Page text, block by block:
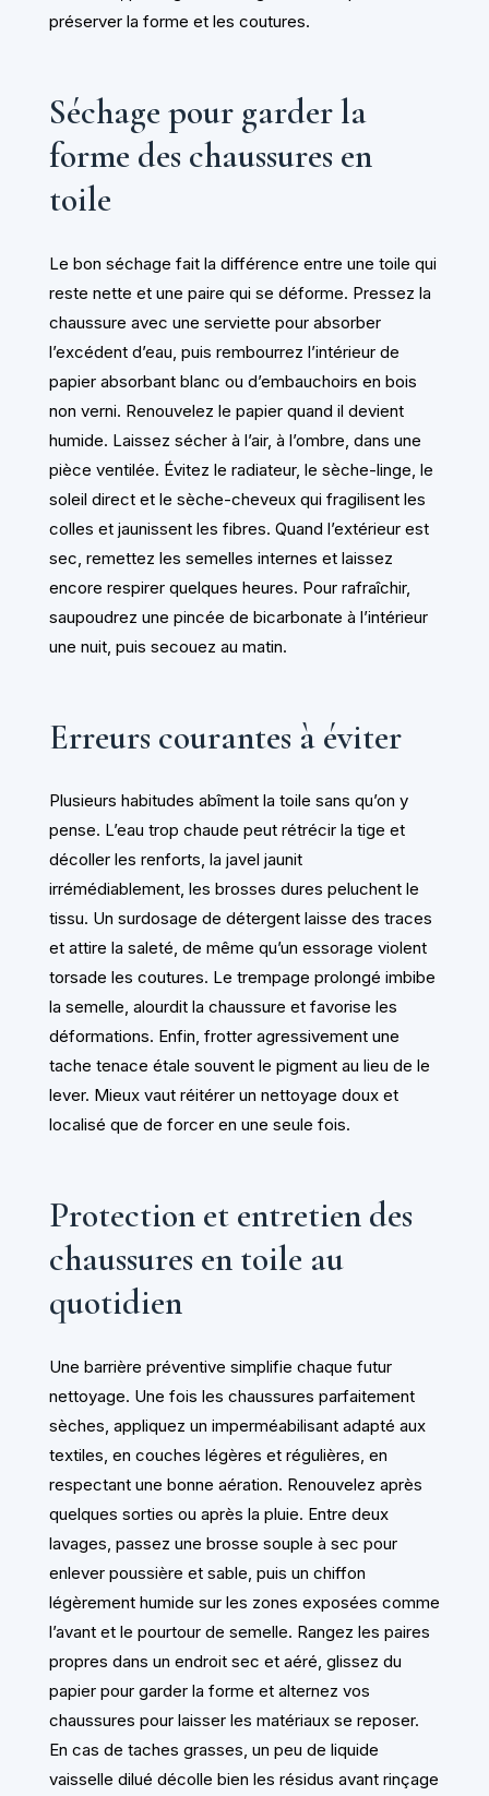
préserver la forme et les coutures.
Séchage pour garder la
forme des chaussures en
toile
Le bon séchage fait la différence entre une toile qui
reste nette et une paire qui se déforme. Pressez la
chaussure avec une serviette pour absorber
l’excédent d’eau, puis rembourrez l’intérieur de
papier absorbant blanc ou d’embauchoirs en bois
non verni. Renouvelez le papier quand il devient
humide. Laissez sécher à l’air, à l’ombre, dans une
pièce ventilée. Évitez le radiateur, le sèche-linge, le
soleil direct et le sèche-cheveux qui fragilisent les
colles et jaunissent les fibres. Quand l’extérieur est
sec, remettez les semelles internes et laissez
encore respirer quelques heures. Pour rafraîchir,
saupoudrez une pincée de bicarbonate à l’intérieur
une nuit, puis secouez au matin.
Erreurs courantes à éviter
Plusieurs habitudes abîment la toile sans qu’on y
pense. L’eau trop chaude peut rétrécir la tige et
décoller les renforts, la javel jaunit
irrémédiablement, les brosses dures peluchent le
tissu. Un surdosage de détergent laisse des traces
et attire la saleté, de même qu’un essorage violent
torsade les coutures. Le trempage prolongé imbibe
la semelle, alourdit la chaussure et favorise les
déformations. Enfin, frotter agressivement une
tache tenace étale souvent le pigment au lieu de le
lever. Mieux vaut réitérer un nettoyage doux et
localisé que de forcer en une seule fois.
Protection et entretien des
chaussures en toile au
quotidien
Une barrière préventive simplifie chaque futur
nettoyage. Une fois les chaussures parfaitement
sèches, appliquez un imperméabilisant adapté aux
textiles, en couches légères et régulières, en
respectant une bonne aération. Renouvelez après
quelques sorties ou après la pluie. Entre deux
lavages, passez une brosse souple à sec pour
enlever poussière et sable, puis un chiffon
légèrement humide sur les zones exposées comme
l’avant et le pourtour de semelle. Rangez les paires
propres dans un endroit sec et aéré, glissez du
papier pour garder la forme et alternez vos
chaussures pour laisser les matériaux se reposer.
En cas de taches grasses, un peu de liquide
vaisselle dilué décolle bien les résidus avant rinçage